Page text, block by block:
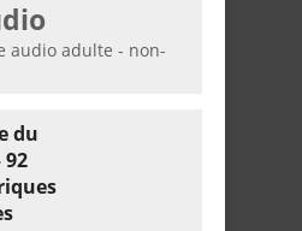
audio adulte - non-
du
92